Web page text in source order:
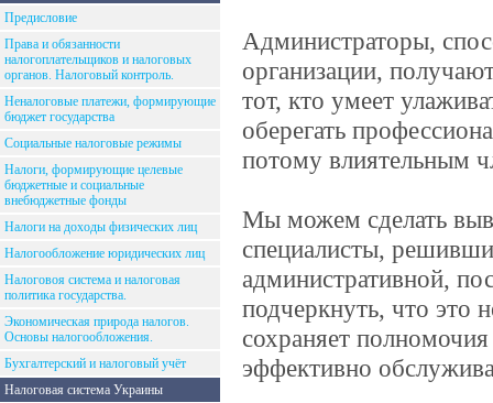
Предисловие
Права и обязанности
налогоплательщиков и налоговых
органов. Налоговый контроль.
Неналоговые платежи, формирующие
бюджет государства
Социальные налоговые режимы
Налоги, формирующие целевые
бюджетные и социальные
внебюджетные фонды
Налоги на доходы физических лиц
Налогообложение юридических лиц
Налоговоя система и налоговая
политика государства.
Экономическая природа налогов.
Основы налогообложения.
Бухгалтерский и налоговый учёт
Налоговая система Украины
Администраторы,
организации,
тот, кто умеет
оберегать
потому влиятельным
Мы можем сделать
специалисты,
административной,
подчеркнуть, что это
сохраняет
эффективно